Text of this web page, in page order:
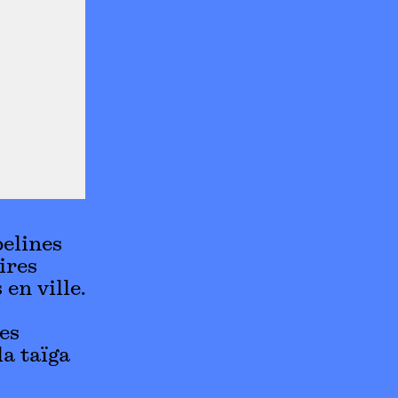
en ville.
taïga